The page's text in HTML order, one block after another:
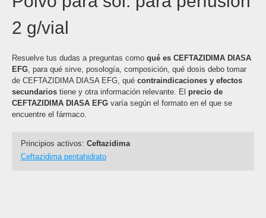
2 g/vial
Resuelve tus dudas a preguntas como qué es CEFTAZIDIMA DIASA
EFG, para qué sirve, posología, composición, qué dosis debo tomar
de CEFTAZIDIMA DIASA EFG, qué contraindicaciones y efectos
secundarios tiene y otra información relevante. El precio de
CEFTAZIDIMA DIASA EFG varía según el formato en el que se
encuentre el fármaco.
Principios activos: Ceftazidima
Ceftazidima pentahidrato